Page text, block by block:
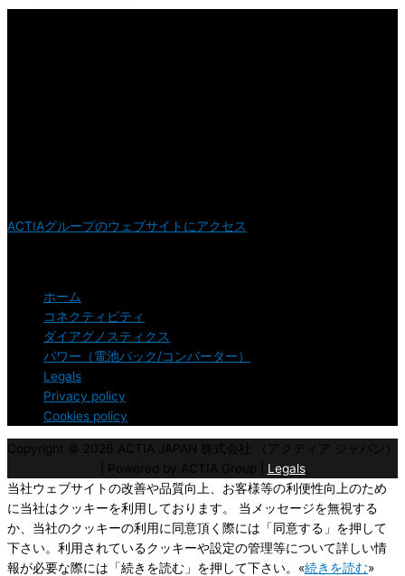
ACTIAグループのウェブサイトにアクセス
ホーム
コネクティビティ
ダイアグノスティクス
パワー（電池パック/コンバーター）
Legals
Privacy policy
Cookies policy
Copyright © 2026 ACTIA JAPAN 株式会社 （アクティア ジャパン）
| Powered by ACTIA Group | Legals
当社ウェブサイトの改善や品質向上、お客様等の利便性向上のため
に当社はクッキーを利用しております。 当メッセージを無視する
か、当社のクッキーの利用に同意頂く際には「同意する」を押して
下さい。利用されているクッキーや設定の管理等について詳しい情
報が必要な際には「続きを読む」を押して下さい。«続きを読む»